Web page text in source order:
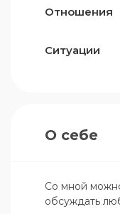
Отношения
Ситуации
О себе
Со мной
обсуждать